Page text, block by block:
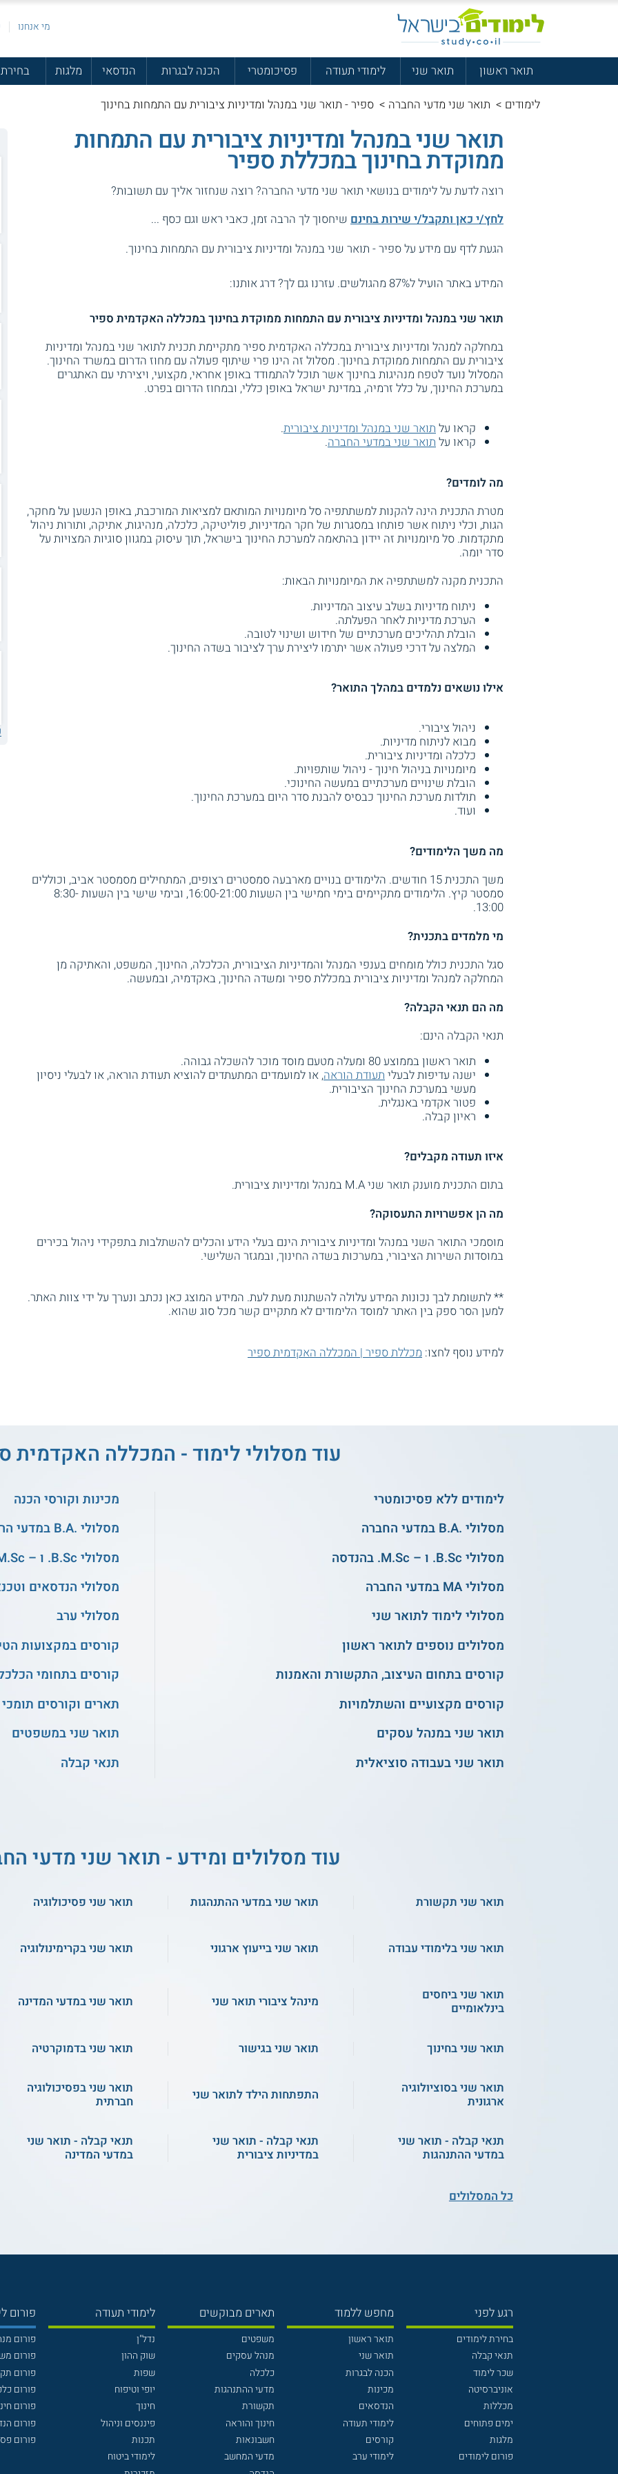
מי אנחנו
תואר ראשון תואר שני לימודי תעודה פסיכומטרי הכנה לבגרות הנדסאי מלגות
לימודים > תואר שני מדעי החברה > ספיר - תואר שני במנהל ומדיניות ציבורית עם התמחות בחינוך
תואר שני במנהל ומדיניות ציבורית עם התמחות
ממוקדת בחינוך במכללת ספיר
רוצה לדעת על לימודים בנושאי תואר שני מדעי החברה? רוצה שנחזור אליך עם תשובות?
לחץ/י כאן ותקבל/י שירות בחינם שיחסוך לך הרבה זמן, כאבי ראש וגם כסף ...
הגעת לדף עם מידע על ספיר - תואר שני במנהל ומדיניות ציבורית עם התמחות בחינוך.
המידע באתר הועיל ל87% מהגולשים.
עזרנו גם לך? דרג אותנו:
תואר שני במנהל ומדיניות ציבורית עם התמחות ממוקדת בחינוך במכללה האקדמית ספיר
במחלקה למנהל ומדיניות ציבורית במכללה האקדמית ספיר מתקיימת תכנית לתואר שני במנהל ומדיניות
ציבורית עם התמחות ממוקדת בחינוך. מסלול זה הינו פרי שיתוף פעולה עם מחוז הדרום במשרד החינוך.
המסלול נועד לטפח מנהיגות בחינוך אשר תוכל להתמודד באופן אחראי, מקצועי, ויצירתי עם האתגרים
במערכת החינוך, על כלל זרמיה, במדינת ישראל באופן כללי, ובמחוז הדרום בפרט.
קראו עלתואר שני במנהל ומדיניות ציבורית.
קראו עלתואר שני במדעי החברה.
מה לומדים?
מטרת התכנית הינה להקנות למשתתפיה סל מיומנויות המותאם למציאות המורכבת, באופן הנשען על מחקר,
הגות, וכלי ניתוח אשר פותחו במסגרות של חקר המדיניות, פוליטיקה, כלכלה, מנהיגות, אתיקה, ותורות ניהול
מתקדמות. סל מיומנויות זה יידון בהתאמה למערכת החינוך בישראל, תוך עיסוק במגוון סוגיות המצויות על
סדר יומה.
התכנית מקנה למשתתפיה את המיומנויות הבאות:
ניתוח מדיניות בשלב עיצוב המדיניות.
הערכת מדיניות לאחר הפעלתה.
הובלת תהליכים מערכתיים של חידוש ושינוי לטובה.
המלצה על דרכי פעולה אשר יתרמו ליצירת ערך לציבור בשדה החינוך.
אילו נושאים נלמדים במהלך התואר?
ניהול ציבורי.
מבוא לניתוח מדיניות.
כלכלה ומדיניות ציבורית.
מיומנויות בניהול חינוך - ניהול שותפויות.
הובלת שינויים מערכתיים במעשה החינוכי.
תולדות מערכת החינוך כבסיס להבנת סדר היום במערכת החינוך.
ועוד.
מה משך הלימודים?
משך התכנית 15 חודשים. הלימודים בנויים מארבעה סמסטרים רצופים, המתחילים מסמסטר אביב, וכוללים
סמסטר קיץ. הלימודים מתקיימים בימי חמישי בין השעות 16:00-21:00, ובימי שישי בין השעות 8:30-
13:00.
מי מלמדים בתכנית?
סגל התכנית כולל מומחים בענפי המנהל והמדיניות הציבורית, הכלכלה, החינוך, המשפט, והאתיקה מן
המחלקה למנהל ומדיניות ציבורית במכללת ספיר ומשדה החינוך, באקדמיה, ובמעשה.
מה הם תנאי הקבלה?
תנאי הקבלה הינם:
תואר ראשון בממוצע 80 ומעלה מטעם מוסד מוכר להשכלה גבוהה.
ישנה עדיפות לבעלי תעודת הוראה, או למועמדים המתעתדים להוציא תעודת הוראה, או לבעלי ניסיון
מעשי במערכת החינוך הציבורית.
פטור אקדמי באנגלית.
ראיון קבלה.
איזו תעודה מקבלים?
בתום התכנית מוענק תואר שני M.A במנהל ומדיניות ציבורית.
מה הן אפשרויות התעסוקה?
מוסמכי התואר השני במנהל ומדיניות ציבורית הינם בעלי הידע והכלים להשתלבות בתפקידי ניהול בכירים
במוסדות השירות הציבורי, במערכות בשדה החינוך, ובמגזר השלישי.
** לתשומת לבך נכונות המידע עלולה להשתנות מעת לעת. המידע המוצג כאן נכתב ונערך על ידי צוות האתר.
למען הסר ספק בין האתר למוסד הלימודים לא מתקיים קשר מכל סוג שהוא.
למידע נוסף לחצו: מכללת ספיר | המכללה האקדמית ספיר
עוד מסלולי לימוד - המכללה האקדמית
לימודים ללא פסיכומטרי
מסלולי .B.A במדעי החברה
מסלולי B.Sc. ו – M.Sc. בהנדסה
מסלולי MA במדעי החברה
מסלולי לימוד לתואר שני
מסלולים נוספים לתואר ראשון
קורסים בתחום העיצוב, התקשורת והאמנות
קורסים מקצועיים והשתלמויות
תואר שני במנהל עסקים
תואר שני בעבודה סוציאלית
מכינות וקורסי הכנה
מסלולי .B.A במדעי הרוח והאמנויות
מסלולי B.Sc. ו – M.Sc. במדעים
מסלולי הנדסאים
מסלולי ערב
קורסים במקצועות
קורסים בתחומי
תארים וקורסים
תואר שני במשפטים
תנאי קבלה
עוד מסלולים ומידע - תואר שני מדעי
תואר שני תקשורת תואר שני במדעי ההתנהגות תואר שני פסיכולוגיה
תואר שני בלימודי עבודה תואר שני בייעוץ ארגוני תואר שני בקרימינולוגיה
תואר שני ביחסים
בינלאומיים
מינהל ציבורי תואר שני תואר שני במדעי המדינה
תואר שני בחינוך תואר שני בגישור תואר שני בדמוקרטיה
תואר שני בסוציולוגיה
ארגונית
התפתחות הילד לתואר שני
תואר שני בפסיכולוגיה
חברתית
תנאי קבלה - תואר שני
במדעי ההתנהגות
תנאי קבלה - תואר שני
במדיניות ציבורית
תנאי קבלה - תואר שני
במדעי המדינה
כל המסלולים
רגע לפני
בחירת לימודים
תנאי קבלה
שכר לימוד
אוניברסיטה
מכללות
ימים פתוחים
מלגות
פורום לימודים
מחפש ללמוד
תואר ראשון
תואר שני
הכנה לבגרות
מכינות
הנדסאים
לימודי תעודה
קורסים
לימודי ערב
תארים מבוקשים
משפטים
מנהל עסקים
כלכלה
מדעי ההתנהגות
תקשורת
חינוך והוראה
חשבונאות
מדעי המחשב
לימודי תעודה
נדל"ן
שוק ההון
שפות
יופי וטיפוח
חינוך
פיננסים וניהול
תכנות
לימודי ביטוח
פורום
פורום
פורום
פורום
פורום
פורום
פורום
פורום